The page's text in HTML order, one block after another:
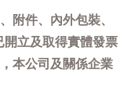
附件、內外包裝、
開立及取得實體發票
本公司及關係企業